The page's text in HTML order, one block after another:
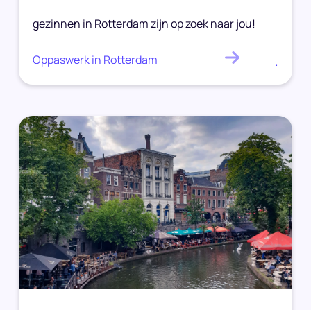
gezinnen in Rotterdam zijn op zoek naar jou!
Oppaswerk in Rotterdam .